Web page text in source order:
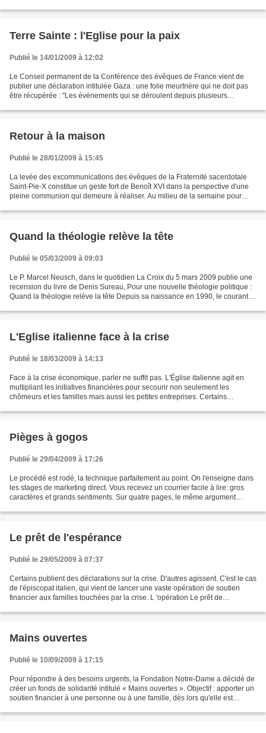
Terre Sainte : l'Eglise pour la paix
Publié le 14/01/2009 à 12:02
Le Conseil permanent de la Conférence des évêques de France vient de
publier une déclaration intitulée Gaza : une folie meurtrière qui ne doit pas
être récupérée : "Les événements qui se déroulent depuis plusieurs
Retour à la maison
Publié le 28/01/2009 à 15:45
La levée des excommunications des évêques de la Fraternité sacerdotale
Saint-Pie-X constitue un geste fort de Benoît XVI dans la perspective d'une
pleine communion qui demeure à réaliser. Au milieu de la semaine pour
Quand la théologie relève la tête
Publié le 05/03/2009 à 09:03
Le P. Marcel Neusch, dans le quotidien La Croix du 5 mars 2009 publie une
recension du livre de Denis Sureau, Pour une nouvelle théologie politique :
Quand la théologie relève la tête Depuis sa naissance en 1990, le courant
L'Eglise italienne face à la crise
Publié le 18/03/2009 à 14:13
Face à la crise économique, parler ne suffit pas. L'Église italienne agit en
multipliant les initiatives financières pour secourir non seulement les
chômeurs et les familles mais aussi les petites entreprises. Certains
Pièges à gogos
Publié le 29/04/2009 à 17:26
Le procédé est rodé, la technique parfaitement au point. On l'enseigne dans
les stages de marketing direct. Vous recevez un courrier facile à lire: gros
caractères et grands sentiments. Sur quatre pages, le même argument
Le prêt de l'espérance
Publié le 29/05/2009 à 07:37
Certains publient des déclarations sur la crise. D'autres agissent. C'est le cas
de l'épiscopat italien, qui vient de lancer une vaste opération de soutien
financier aux familles touchées par la crise. L 'opération Le prêt de
Mains ouvertes
Publié le 10/09/2009 à 17:15
Pour répondre à des besoins urgents, la Fondation Notre-Dame a décidé de
créer un fonds de solidarité intitulé « Mains ouvertes ». Objectif : apporter un
soutien financier à une personne ou à une famille, dès lors qu'elle est